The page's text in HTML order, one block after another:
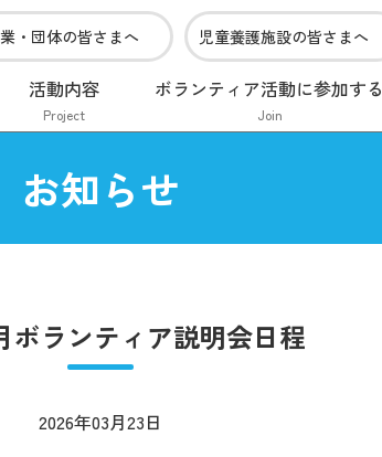
・団体の皆さまへ 児童養護施設の皆さまへ
活動内容
Project
ボランティア活動に参加する
Join
お知らせ
ボランティア説明会日程
2026年03月23日